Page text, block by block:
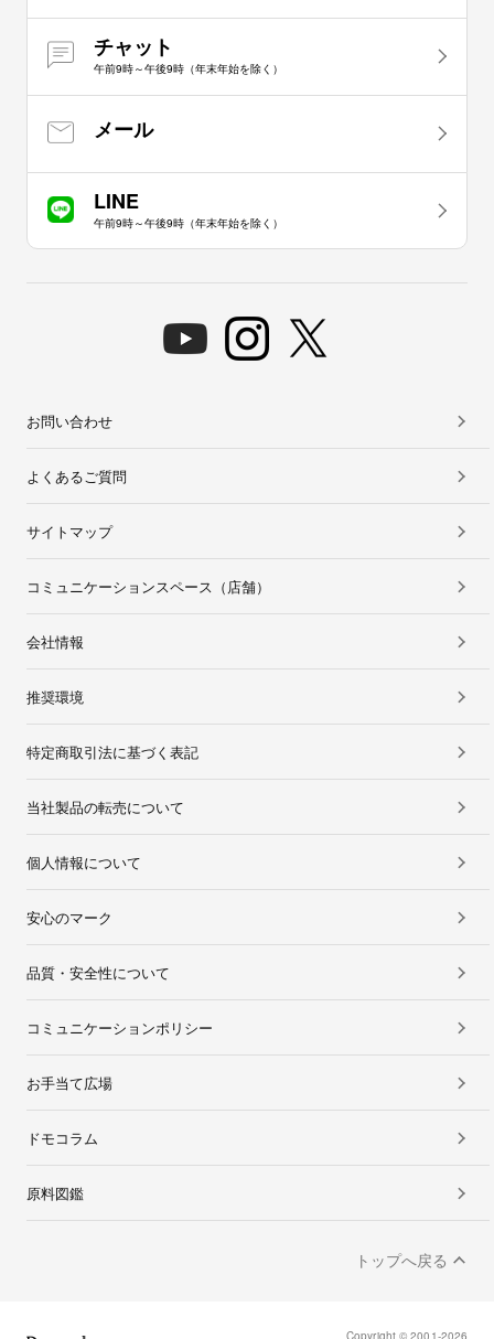
チャット
午前9時～午後9時（年末年始を除く）
メール
LINE
午前9時～午後9時（年末年始を除く）
お問い合わせ
よくあるご質問
サイトマップ
コミュニケーションスペース（店舗）
会社情報
推奨環境
特定商取引法に基づく表記
当社製品の転売について
個人情報について
安心のマーク
品質・安全性について
コミュニケーションポリシー
お手当て広場
ドモコラム
原料図鑑
トップへ戻る
Copyright © 2001-2026